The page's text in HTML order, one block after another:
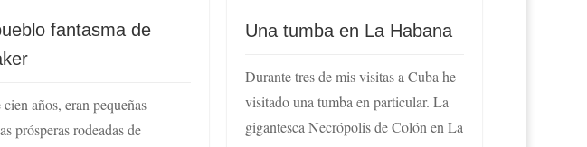
fantasma de
cien años, eran pequeñas
prósperas rodeadas de
Una tumba en La Habana
Durante tres de mis visitas a Cuba he
visitado una tumba en particular. La
gigantesca Necrópolis de Colón en La